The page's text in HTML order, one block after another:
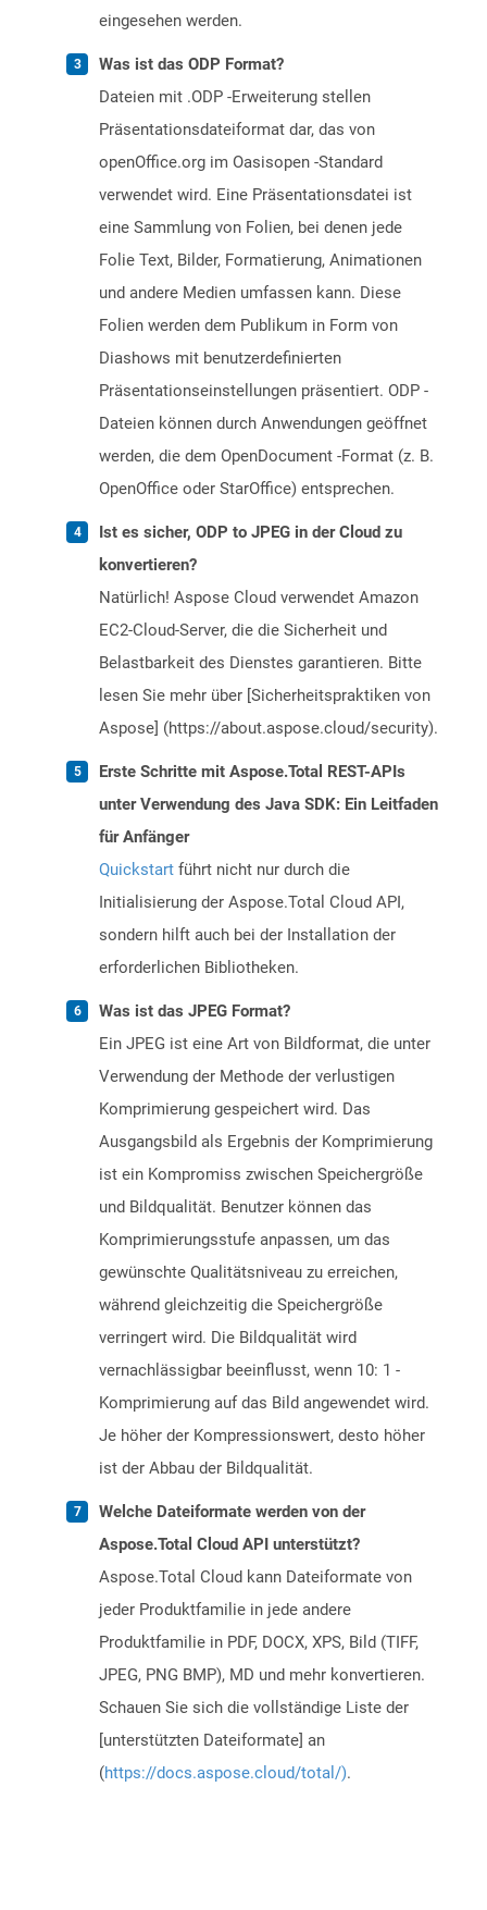
eingesehen werden.
Was ist das ODP Format?
Dateien mit .ODP -Erweiterung stellen
Präsentationsdateiformat dar, das von
openOffice.org im Oasisopen -Standard
verwendet wird. Eine Präsentationsdatei ist
eine Sammlung von Folien, bei denen jede
Folie Text, Bilder, Formatierung, Animationen
und andere Medien umfassen kann. Diese
Folien werden dem Publikum in Form von
Diashows mit benutzerdefinierten
Präsentationseinstellungen präsentiert. ODP -
Dateien können durch Anwendungen geöffnet
werden, die dem OpenDocument -Format (z. B.
OpenOffice oder StarOffice) entsprechen.
Ist es sicher, ODP to JPEG in der Cloud zu
konvertieren?
Natürlich! Aspose Cloud verwendet Amazon
EC2-Cloud-Server, die die Sicherheit und
Belastbarkeit des Dienstes garantieren. Bitte
lesen Sie mehr über [Sicherheitspraktiken von
Aspose] (https://about.aspose.cloud/security).
Erste Schritte mit Aspose.Total REST-APIs
unter Verwendung des Java SDK: Ein Leitfaden
für Anfänger
Quickstart führt nicht nur durch die
Initialisierung der Aspose.Total Cloud API,
sondern hilft auch bei der Installation der
erforderlichen Bibliotheken.
Was ist das JPEG Format?
Ein JPEG ist eine Art von Bildformat, die unter
Verwendung der Methode der verlustigen
Komprimierung gespeichert wird. Das
Ausgangsbild als Ergebnis der Komprimierung
ist ein Kompromiss zwischen Speichergröße
und Bildqualität. Benutzer können das
Komprimierungsstufe anpassen, um das
gewünschte Qualitätsniveau zu erreichen,
während gleichzeitig die Speichergröße
verringert wird. Die Bildqualität wird
vernachlässigbar beeinflusst, wenn 10: 1 -
Komprimierung auf das Bild angewendet wird.
Je höher der Kompressionswert, desto höher
ist der Abbau der Bildqualität.
Welche Dateiformate werden von der
Aspose.Total Cloud API unterstützt?
Aspose.Total Cloud kann Dateiformate von
jeder Produktfamilie in jede andere
Produktfamilie in PDF, DOCX, XPS, Bild (TIFF,
JPEG, PNG BMP), MD und mehr konvertieren.
Schauen Sie sich die vollständige Liste der
[unterstützten Dateiformate] an
(https://docs.aspose.cloud/total/).